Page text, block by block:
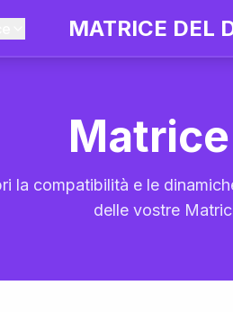
MATRICE DEL
la compatibilità e le
delle vostre